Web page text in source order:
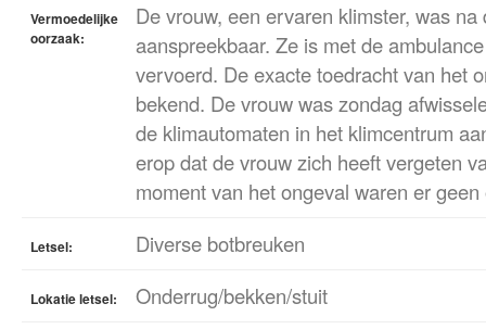
Vermoedelijke
oorzaak:
De vrouw, een ervaren klimster, was
aanspreekbaar. Ze is met de
vervoerd. De exacte toedracht van het
bekend. De vrouw was zondag
de klimautomaten in het klimcentrum
erop dat de vrouw zich heeft vergeten
moment van het ongeval waren er
Letsel: Diverse botbreuken
Lokatie letsel: Onderrug/bekken/stuit